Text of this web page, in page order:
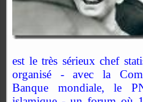
est le très sérieux chef
organisé - avec la
Banque mondiale, le